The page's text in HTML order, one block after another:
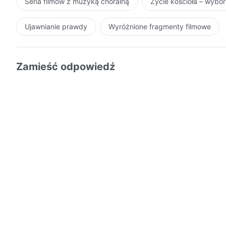
Ujawnianie prawdy Wyróżnione fragmenty filmowe
Zamieść odpowiedź